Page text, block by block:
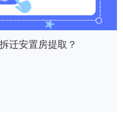
迁安置房提取？